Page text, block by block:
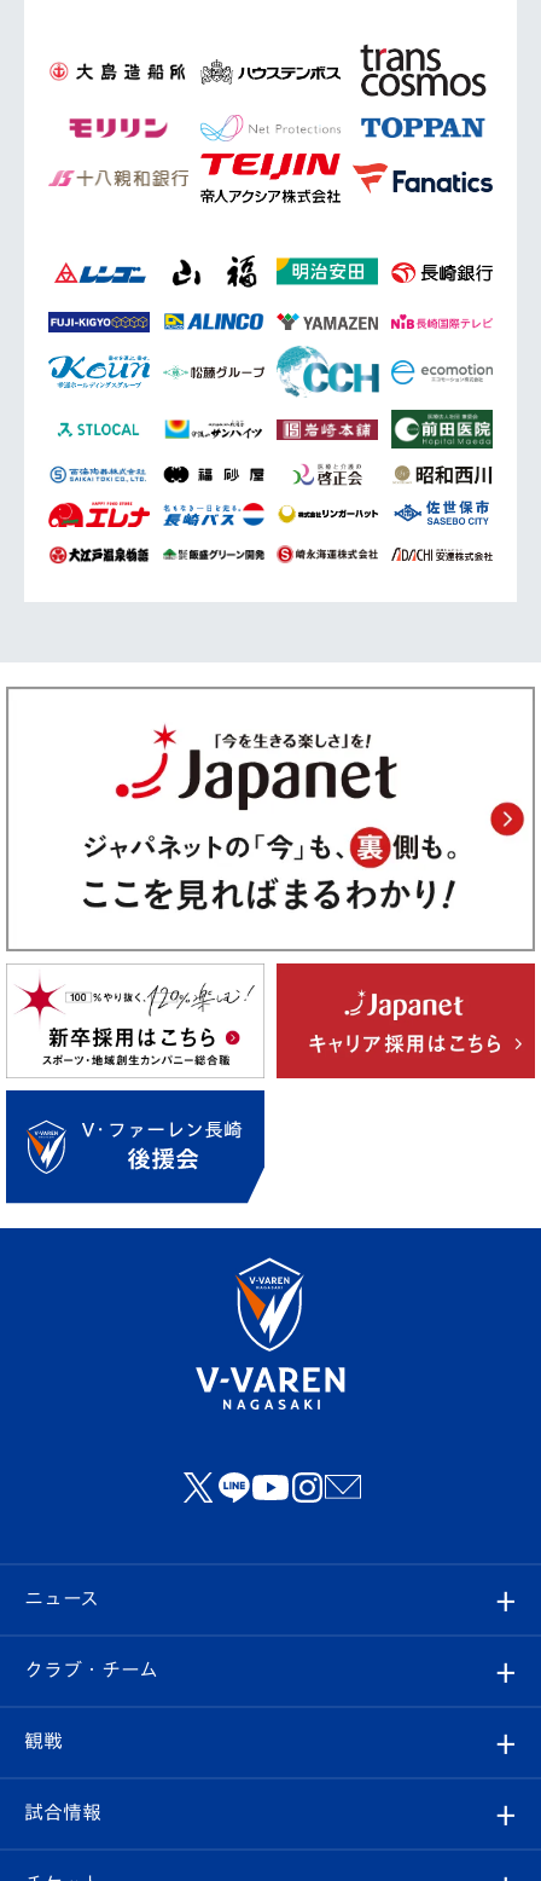
ニュース
すべて
クラブ
試合情報
クラブ・チーム
クラブ概要
観戦
観戦ルール
試合情報